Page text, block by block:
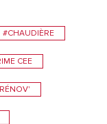
#CHAUDIÈRE
CEE